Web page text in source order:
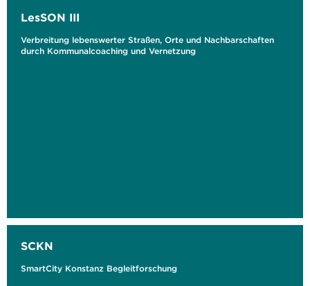
LesSON III
Verbreitung lebenswerter Straßen, Orte und Nachbarschaften
durch Kommunalcoaching und Vernetzung
SCKN
SmartCity Konstanz Begleitforschung